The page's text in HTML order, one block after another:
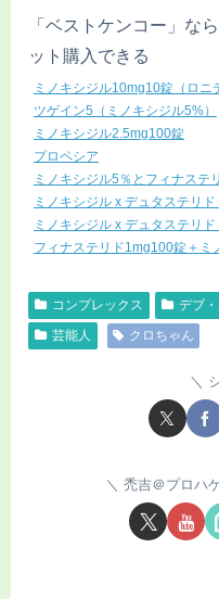
「ベストケンコー」な
ット購入できる
ミノキシジル10mg10錠（ロニ
ツゲイン5（ミノキシジル5%）
ミノキシジル2.5mg100錠
プロペシア
ミノキシジル5％とフィナステ
ミノキシジル x デュタステリド
ミノキシジル x デュタステリド
フィナステリド1mg100錠＋ミ
コンプレックス デブ
芸能人
クロちゃん
禿吉＠プロハ